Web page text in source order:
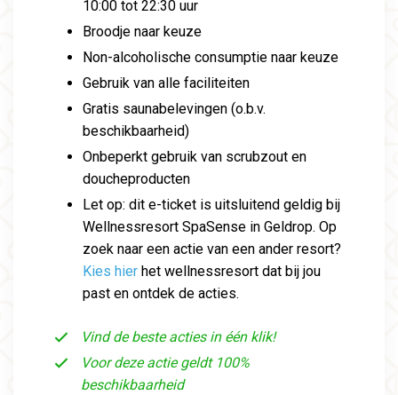
10:00 tot 22:30 uur
Broodje naar keuze
Non-alcoholische consumptie naar keuze
Gebruik van alle faciliteiten
Gratis saunabelevingen (o.b.v.
beschikbaarheid)
Onbeperkt gebruik van scrubzout en
doucheproducten
Let op: dit e-ticket is uitsluitend geldig bij
Wellnessresort SpaSense in Geldrop. Op
zoek naar een actie van een ander resort?
Kies hier het wellnessresort dat bij jou
past en ontdek de acties.
Vind de beste acties in één klik!
Voor deze actie geldt 100%
beschikbaarheid